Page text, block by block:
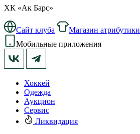
ХК «Ак Барс»
Сайт клуба Магазин атрибутики
Мобильные приложения
Хоккей
Одежда
Аукцион
Сервис
Ликвидация